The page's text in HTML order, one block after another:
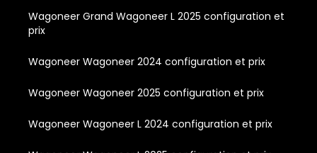
Wagoneer Grand Wagoneer L 2025 configuration et
prix
Wagoneer Wagoneer 2024 configuration et prix
Wagoneer Wagoneer 2025 configuration et prix
Wagoneer Wagoneer L 2024 configuration et prix